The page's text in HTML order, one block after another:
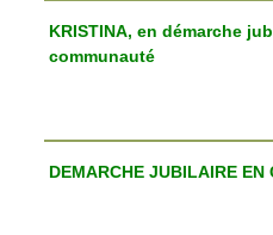
KRISTINA, en démarche
communauté
DEMARCHE JUBILAIRE EN